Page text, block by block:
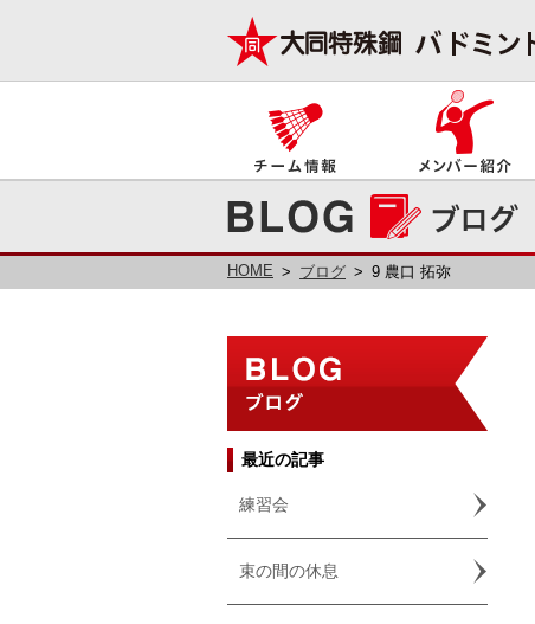
HOME ブログ 9 農口 拓弥
最近の記事
練習会
束の間の休息